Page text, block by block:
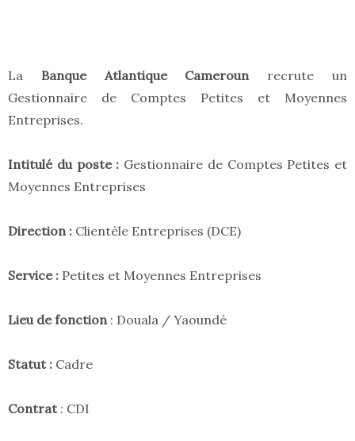
La Banque Atlantique Camerounrecrute un
Gestionnaire de Comptes Petites et Moyennes
Entreprises.
Intitulé du poste : Gestionnaire de Comptes Petites et
Moyennes Entreprises
Direction : Clientèle Entreprises (DCE)
Service : Petites et Moyennes Entreprises
Lieu de fonction : Douala / Yaoundé
Statut : Cadre
Contrat : CDI